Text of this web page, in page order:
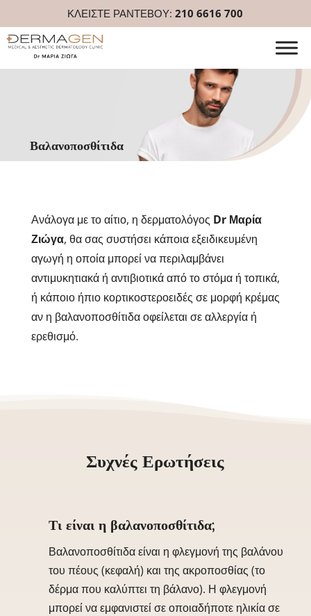
ΚΛΕΙΣΤΕ ΡΑΝΤΕΒΟΥ:210 6616 700
Βαλανοποσθίτιδα
Ανάλογα με το αίτιο, η δερματολόγος Dr Μαρία
Ζιώγα, θα σας συστήσει κάποια εξειδικευμένη
αγωγή η οποία μπορεί να περιλαμβάνει
αντιμυκητιακά ή αντιβιοτικά από το στόμα ή τοπικά,
ή κάποιο ήπιο κορτικοστεροειδές σε μορφή κρέμας
αν η βαλανοποσθίτιδα οφείλεται σε αλλεργία ή
ερεθισμό.
Συχνές Ερωτήσεις
Τι είναι η βαλανοποσθίτιδα;
Βαλανοποσθίτιδα είναι η φλεγμονή της βαλάνου
του πέους (κεφαλή) και της ακροποσθίας (το
δέρμα που καλύπτει τη βάλανο). Η φλεγμονή
μπορεί να εμφανιστεί σε οποιαδήποτε ηλικία σε